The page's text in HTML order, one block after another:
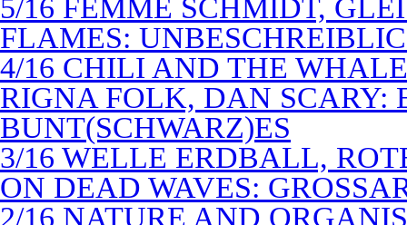
5/16 FEMME SCHMIDT,
FLAMES:
4/16 CHILI AND THE
RIGNA FOLK, DAN SCARY:
BUNT(SCHWARZ)ES
3/16 WELLE ERDBALL,
ON DEAD WAVES:
2/16 NATURE AND